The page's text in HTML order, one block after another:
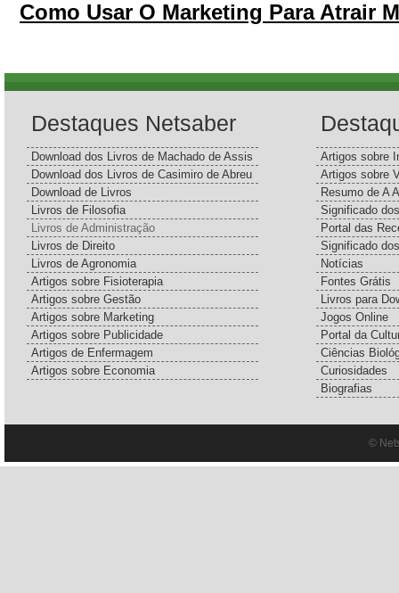
Como Usar O Marketing Para Atrair
Destaques Netsaber
Download dos Livros de Machado de Assis
Download dos Livros de Casimiro de Abreu
Download de Livros
Livros de Filosofia
Livros de Administração
Livros de Direito
Livros de Agronomia
Artigos sobre Fisioterapia
Artigos sobre Gestão
Artigos sobre Marketing
Artigos sobre Publicidade
Artigos de Enfermagem
Artigos sobre Economia
Artigos sobre
Artigos sobre
Resumo de A
Significado
Portal das
Significado
Notícias
Fontes Grátis
Livros para
Jogos Online
Portal da
Ciências
Curiosidades
Biografias
©